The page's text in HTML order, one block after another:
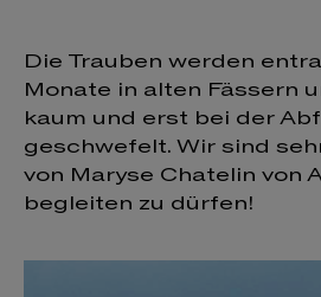
Die Trauben werden
Monate in alten Fässern
kaum und erst bei der
geschwefelt. Wir sind
von Maryse Chatelin von
begleiten zu dürfen!